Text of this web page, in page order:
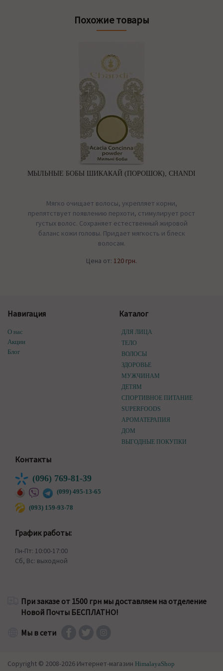
Похожие товары
МЫЛЬНЫЕ БОБЫ ШИКАКАЙ (ПОРОШОК), CHANDI
Мягко очищает волосы, укрепляет корни,
препятствует появлению перхоти, стимулирует рост
густых волос. Сохраняет естественный жировой
баланс кожи головы. Придает мягкость и блеск
волосам.
Цена от: 120 грн.
Навигация
О нас
Акции
Блог
Каталог
ДЛЯ ЛИЦА
ТЕЛО
ВОЛОСЫ
ЗДОРОВЬЕ
МУЖЧИНАМ
ДЕТЯМ
СПОРТИВНОЕ ПИТАНИЕ
SUPERFOODS
АРОМАТЕРАПИЯ
ДОМ
ВЫГОДНЫЕ ПОКУПКИ
Контакты
(096) 769-81-39
(099) 495-13-65
(093) 159-93-78
График работы:
Пн-Пт: 10:00-17:00
Сб, Вс: выходной
При заказе от 1500 грн мы доставляем на отделение
Новой Почты БЕСПЛАТНО!
Мы в сети
Copyright © 2008-2026 Интернет-магазин HimalayaShop